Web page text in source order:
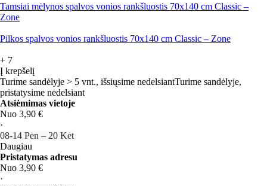
Tamsiai mėlynos spalvos vonios rankšluostis 70x140 cm Classic –
Zone
Pilkos spalvos vonios rankšluostis 70x140 cm Classic – Zone
+ 7
Į krepšelį
Turime sandėlyje > 5 vnt., išsiųsime nedelsiantTurime sandėlyje,
pristatysime nedelsiant
Atsiėmimas vietoje
Nuo 3,90 €
·
08‑14 Pen – 20 Ket
Daugiau
Pristatymas adresu
Nuo 3,90 €
·